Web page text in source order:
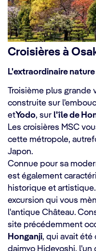
Croisières à
L'extraordinaire
Troisième plus grande
construite sur
etYodo, sur l'île de
Les croisières MSC
cette métropole,
Japon.
Connue pour sa
est également
historique et
excursion qui vous
l'antique Château.
site précédemment
Honganji, qui avait été
daimyo Hideyoshi,